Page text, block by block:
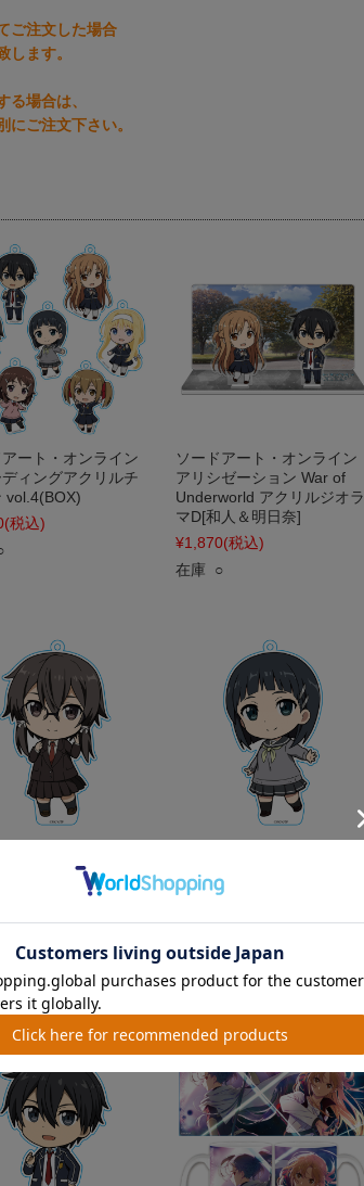
ご注文した場合
ます。
る場合は、
ご注文下さい。
アート・オンライン
ディングアクリルチ
vol.4(BOX)
(税込)
ソードアート・オンライン
アリシゼーション War of
Underworld アクリルジオラ
マD[和人＆明日奈]
¥1,870(税込)
在庫 ○
れ！キーホルダー(ス
付) シノン(朝田詩乃)
(税込)
タンド付) リーファ(桐ヶ谷
of Underworld]
¥1,023(税込)
在庫 ○